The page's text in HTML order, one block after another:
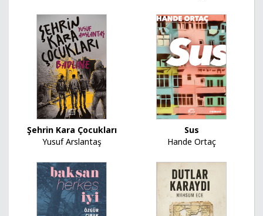
Şehrin Kara Çocukları
Yusuf Arslantaş
Sus
Hande Ortaç